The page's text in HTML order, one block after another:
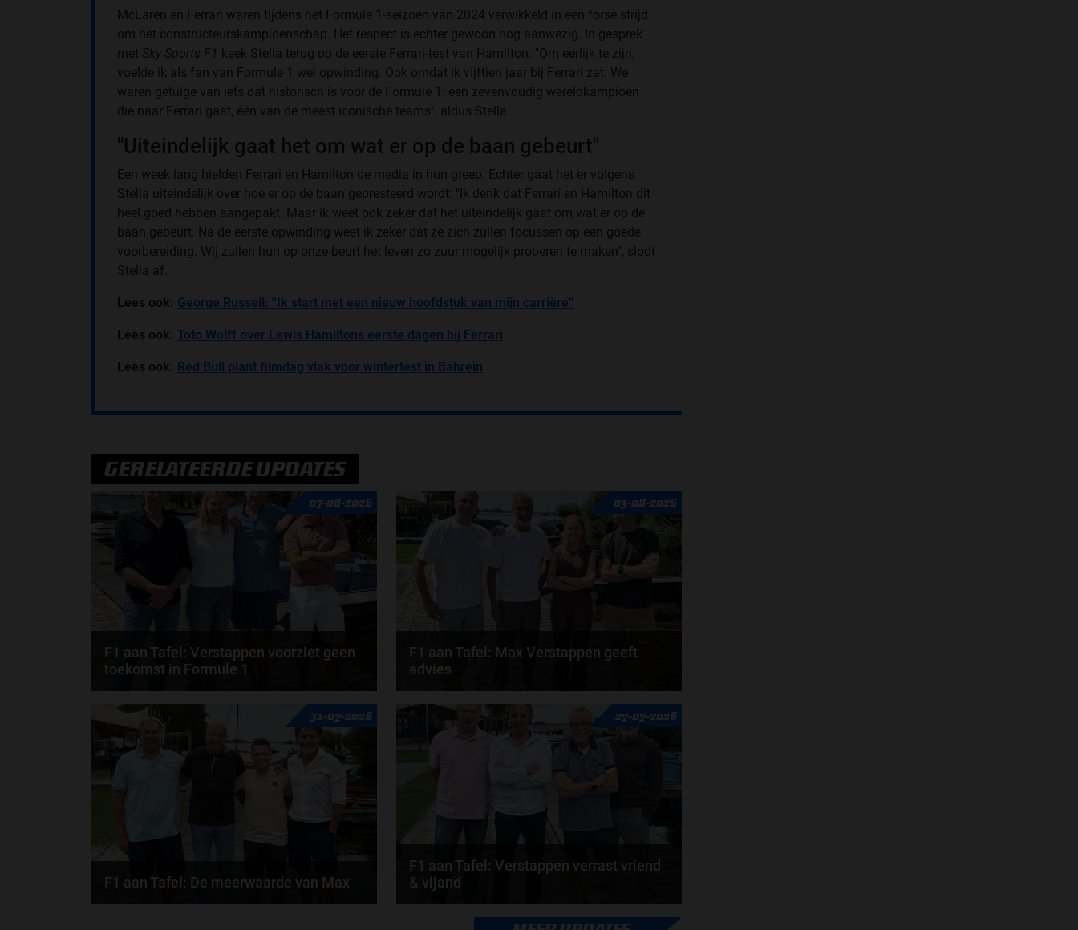
McLaren en Ferrari waren tijdens het Formule 1-seizoen van 2024 verwikkeld in een forse strijd
om het constructeurskampioenschap. Het respect is echter gewoon nog aanwezig. In gesprek
met Sky Sports F1 keek Stella terug op de eerste Ferrari-test van Hamilton: ''Om eerlijk te zijn,
voelde ik als fan van Formule 1 wel opwinding. Ook omdat ik vijftien jaar bij Ferrari zat. We
waren getuige van iets dat historisch is voor de Formule 1: een zevenvoudig wereldkampioen
die naar Ferrari gaat, één van de meest iconische teams'', aldus Stella.
''Uiteindelijk gaat het om wat er op de baan gebeurt''
Een week lang hielden Ferrari en Hamilton de media in hun greep. Echter gaat het er volgens
Stella uiteindelijk over hoe er op de baan gepresteerd wordt: ''Ik denk dat Ferrari en Hamilton dit
heel goed hebben aangepakt. Maar ik weet ook zeker dat het uiteindelijk gaat om wat er op de
baan gebeurt. Na de eerste opwinding weet ik zeker dat ze zich zullen focussen op een goede
voorbereiding. Wij zullen hun op onze beurt het leven zo zuur mogelijk proberen te maken'', sloot
Stella af.
Lees ook: George Russell: ''Ik start met een nieuw hoofdstuk van mijn carrière”
Lees ook: Toto Wolff over Lewis Hamiltons eerste dagen bij Ferrari
Lees ook: Red Bull plant filmdag vlak voor wintertest in Bahrein
GERELATEERDE UPDATES
07-08-2026
F1 aan Tafel: Verstappen voorziet geen
toekomst in Formule 1
Max Verstappen wil géén Formule 1-team, de FIA en
de motorfabrikanten zaten niet op één lijn en...
doorde redactie van Grand Prix Radio
03-08-2026
F1 aan Tafel: Max Verstappen geeft
advies
Max Verstappen adviseert Red Bull. Gaat George
Russell weg bij Mercedes? En moet de budgetcap...
31-07-2026
F1 aan Tafel: De meerwaarde van Max
27-07-2026
F1 aan Tafel: Verstappen verrast vriend
& vijand
Max Verstappen verrast zichzelf. De opmerkelijke